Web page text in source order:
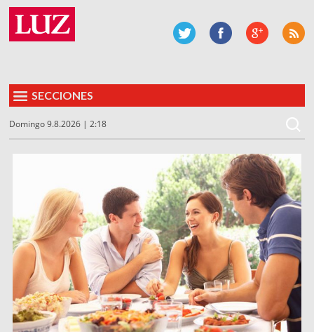
SECCIONES
Domingo 9.8.2026 | 2:18